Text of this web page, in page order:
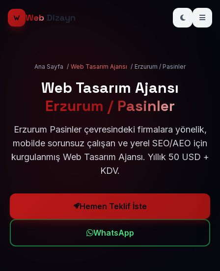
Web Dizayn
Ana Sayfa / Web Tasarım Ajansı / Erzurum / Pasinler
Web Tasarım Ajansı
Erzurum / Pasinler
Erzurum Pasinler çevresindeki firmalara yönelik,
mobilde sorunsuz çalışan ve yerel SEO/AEO için
kurgulanmış Web Tasarım Ajansı. Yıllık 50 USD +
KDV.
Hemen Teklif İste
WhatsApp